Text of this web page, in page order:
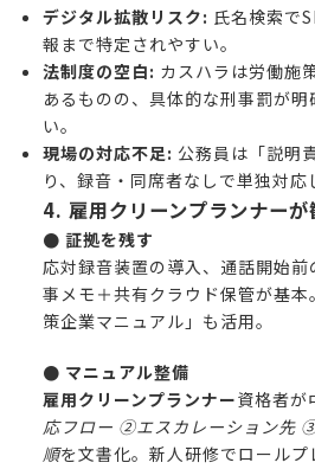
デジタル拡散リスク: 氏名検索で
報まで特定されやすい。
法制度の空白: カスハラは労働施
あるものの、具体的な刑事罰が
い。
現場の対応不足: 公務員は「説明
り、録音・同席者なしで単独対応
4. 雇用クリーンプランナーが
● 証拠を残す
応対録音装置の導入、通話開始
事メモ＋共有クラウド保管が基
策企業マニュアル」も活用。
● マニュアル整備
雇用クリーンプランナー資格者が
応フロー ②エスカレーション先
順を文書化。新人研修でロールプ